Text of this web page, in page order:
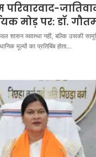
मोड़ पर: डॉ.
शासन व्यवस्था नहीं, बल्कि उसकी
मूल्यों का प्रतिबिंब होता…